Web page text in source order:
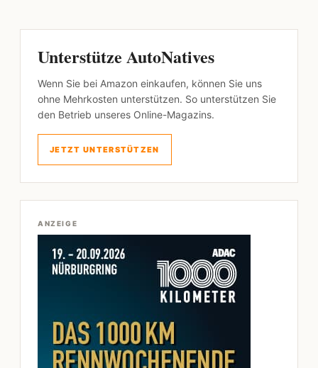
Unterstütze AutoNatives
Wenn Sie bei Amazon einkaufen, können Sie uns
ohne Mehrkosten unterstützen. So unterstützen Sie
den Betrieb unseres Online-Magazins.
JETZT UNTERSTÜTZEN
ANZEIGE